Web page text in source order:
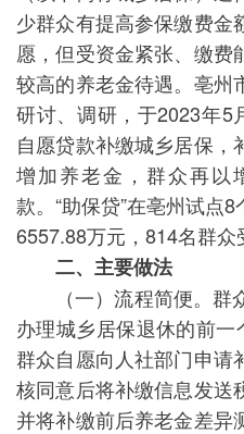
少群众有提高参保缴费金
愿，但受资金紧张、缴费
较高的养老金待遇。亳州
研讨、调研，于2023年5
自愿贷款补缴城乡居保，
增加养老金，群众再以
款。“助保贷”在亳州试点
6557.88万元，814名群众
二、主要做法
（一）流程简便。群
办理城乡居保退休的前一
群众自愿向人社部门申请
核同意后将补缴信息发送
并将补缴前后养老金差异